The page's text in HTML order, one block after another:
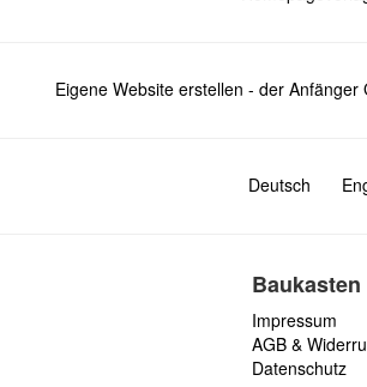
Eigene Website erstellen - der Anfänger
Deutsch
Baukasten
Impressum
AGB &
Datenschutz